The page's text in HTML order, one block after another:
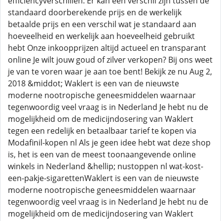
standaard doorberekende prijs en de werkelijk
betaalde prijs en een verschil wat je standaard aan
hoeveelheid en werkelijk aan hoeveelheid gebruikt
hebt Onze inkoopprijzen altijd actueel en transparant
online Je wilt jouw goud of zilver verkopen? Bij ons weet
je van te voren waar je aan toe bent! Bekijk ze nu Aug 2,
2018 &middot; Waklert is een van de nieuwste
moderne nootropische geneesmiddelen waarnaar
tegenwoordig veel vraag is in Nederland Je hebt nu de
mogelijkheid om de medicijndosering van Waklert
tegen een redelijk en betaalbaar tarief te kopen via
Modafinil-kopen nl Als je geen idee hebt wat deze shop
is, het is een van de meest toonaangevende online
winkels in Nederland &hellip; nustoppen nl wat-kost-
een-pakje-sigarettenWaklert is een van de nieuwste
moderne nootropische geneesmiddelen waarnaar
tegenwoordig veel vraag is in Nederland Je hebt nu de
mogelijkheid om de medicijndosering van Waklert